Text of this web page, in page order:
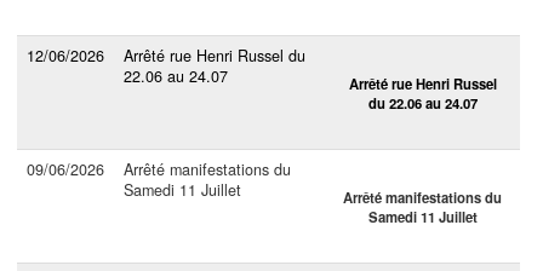
12/06/2026
Arrêté rue Henri Russel du
22.06 au 24.07
Arrêté rue Henri Russel
du 22.06 au 24.07
09/06/2026
Arrêté manifestations du
Samedi 11 Juillet
Arrêté manifestations du
Samedi 11 Juillet